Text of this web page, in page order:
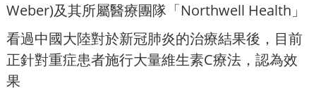
Weber)及其所屬醫療團隊「Northwell Health」
看過中國大陸對於新冠肺炎的治療結果後，目前
正針對重症患者施行大量維生素C療法，認為效
果